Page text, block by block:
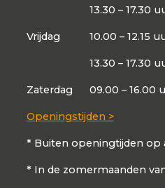
13.30 – 17.30
Vrijdag 10.00 – 12.15
13.30 – 17.30
Zaterdag 09.00 – 16.00
Openingstijden >
* Buiten openingtijden op
* In de zomermaanden